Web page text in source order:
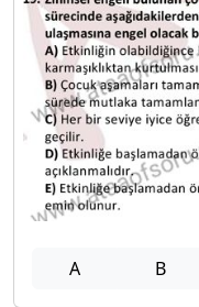
A B